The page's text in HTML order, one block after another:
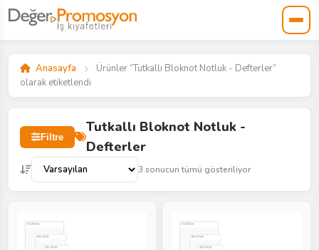
Anasayfa
Ürünler “Tutkallı Bloknot Notluk - Defterler”
olarak etiketlendi
Filtre
Tutkallı Bloknot Notluk -
Defterler
3 sonucun tümü gösteriliyor